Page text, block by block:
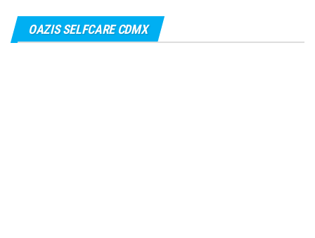
OAZIS SELFCARE CDMX